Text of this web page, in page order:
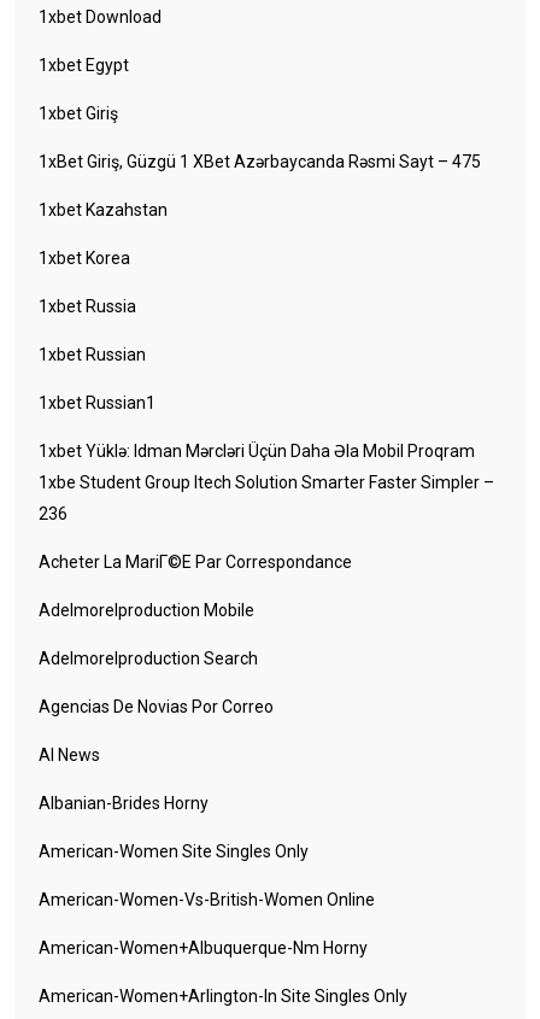
1xbet Download
1xbet Egypt
1xbet Giriş
1xBet Giriş, Güzgü 1 XBet Azərbaycanda Rəsmi Sayt – 475
1xbet Kazahstan
1xbet Korea
1xbet Russia
1xbet Russian
1xbet Russian1
1xbet Yüklə: Idman Mərcləri Üçün Daha Əla Mobil Proqram
1xbe Student Group Itech Solution Smarter Faster Simpler –
236
Acheter La MariГ©e Par Correspondance
Adelmorelproduction Mobile
Adelmorelproduction Search
Agencias De Novias Por Correo
AI News
Albanian-Brides Horny
American-Women Site Singles Only
American-Women-Vs-British-Women Online
American-Women+albuquerque-Nm Horny
American-Women+arlington-In Site Singles Only